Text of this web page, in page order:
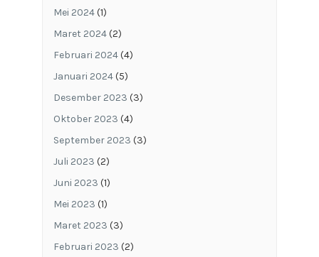
Mei 2024(1)
Maret 2024(2)
Februari 2024(4)
Januari 2024(5)
Desember 2023 (3)
Oktober 2023 (4)
September 2023 (3)
Juli 2023 (2)
Juni 2023 (1)
Mei 2023 (1)
Maret 2023 (3)
Februari 2023 (2)